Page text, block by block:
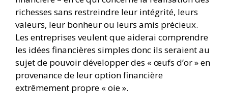
richesses sans restreindre leur intégrité, leurs
valeurs, leur bonheur ou leurs amis précieux.
Les entreprises veulent que aiderai comprendre
les idées financières simples donc ils seraient au
sujet de pouvoir développer des « œufs d’or » en
provenance de leur option financière
extrêmement propre « oie ».